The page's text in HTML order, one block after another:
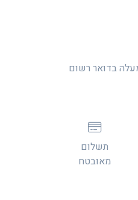
תשלום
מאובטח